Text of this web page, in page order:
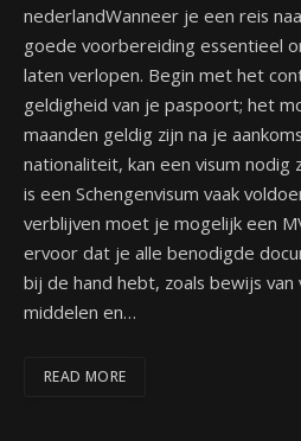
nederlandWanneer je een reis
goede voorbereiding essentieel
laten verlopen. Begin met het
geldigheid van je paspoort; het
maanden geldig zijn na je
nationaliteit, kan een visum
is een Schengenvisum vaak
verblijven moet je mogelijk een
ervoor dat je alle benodigde
bij de hand hebt, zoals bewijs
middelen en…
READ MORE